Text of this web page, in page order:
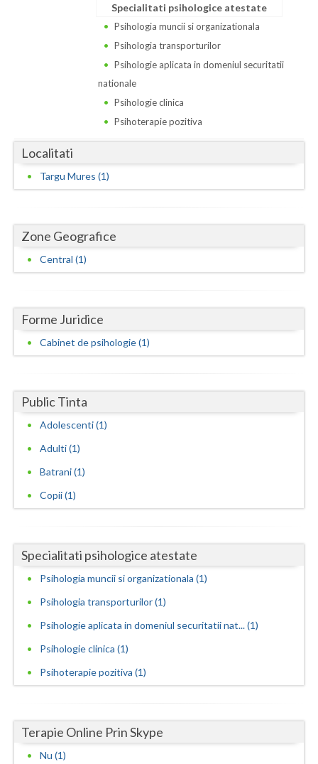
Dolj
Galati
Gorj
Harghita
Ialomita
Iasi
Maramures
Mehedinti
Prahova
Satu-Mare
Sibiu
Teleorman
Specialitati psihologice atestate
Psihologia muncii si organizationala
Psihologia transporturilor
Psihologie aplicata in domeniul securitatii
nationale
Psihologie clinica
Psihoterapie pozitiva
Localitati
Targu Mures (1)
Zone Geografice
Central (1)
Forme Juridice
Cabinet de psihologie (1)
Public Tinta
Adolescenti (1)
Adulti (1)
Batrani (1)
Copii (1)
Specialitati psihologice atestate
Psihologia muncii si organizationala (1)
Psihologia transporturilor (1)
Psihologie aplicata in domeniul securitatii nat... (1)
Psihologie clinica (1)
Psihoterapie pozitiva (1)
Terapie Online Prin Skype
Nu (1)